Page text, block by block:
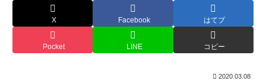
X Facebook はてブ
Pocket LINE コピー
2020.03.08